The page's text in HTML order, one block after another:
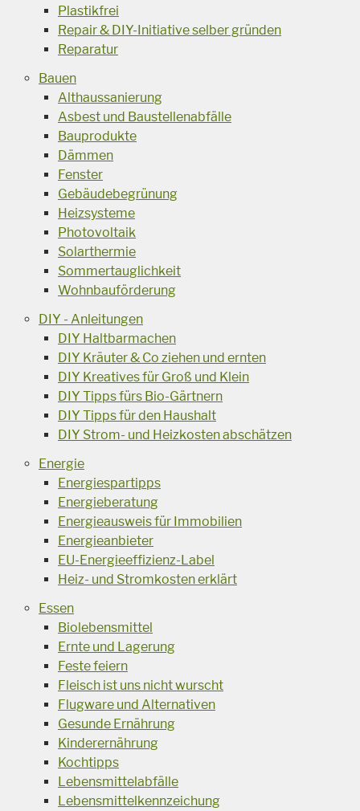
Plastikfrei
Repair & DIY-Initiative selber gründen
Reparatur
Bauen
Althaussanierung
Asbest und Baustellenabfälle
Bauprodukte
Dämmen
Fenster
Gebäudebegrünung
Heizsysteme
Photovoltaik
Solarthermie
Sommertauglichkeit
Wohnbauförderung
DIY - Anleitungen
DIY Haltbarmachen
DIY Kräuter & Co ziehen und ernten
DIY Kreatives für Groß und Klein
DIY Tipps fürs Bio-Gärtnern
DIY Tipps für den Haushalt
DIY Strom- und Heizkosten abschätzen
Energie
Energiespartipps
Energieberatung
Energieausweis für Immobilien
Energieanbieter
EU-Energieeffizienz-Label
Heiz- und Stromkosten erklärt
Essen
Biolebensmittel
Ernte und Lagerung
Feste feiern
Fleisch ist uns nicht wurscht
Flugware und Alternativen
Gesunde Ernährung
Kinderernährung
Kochtipps
Lebensmittelabfälle
Lebensmittelkennzeichung